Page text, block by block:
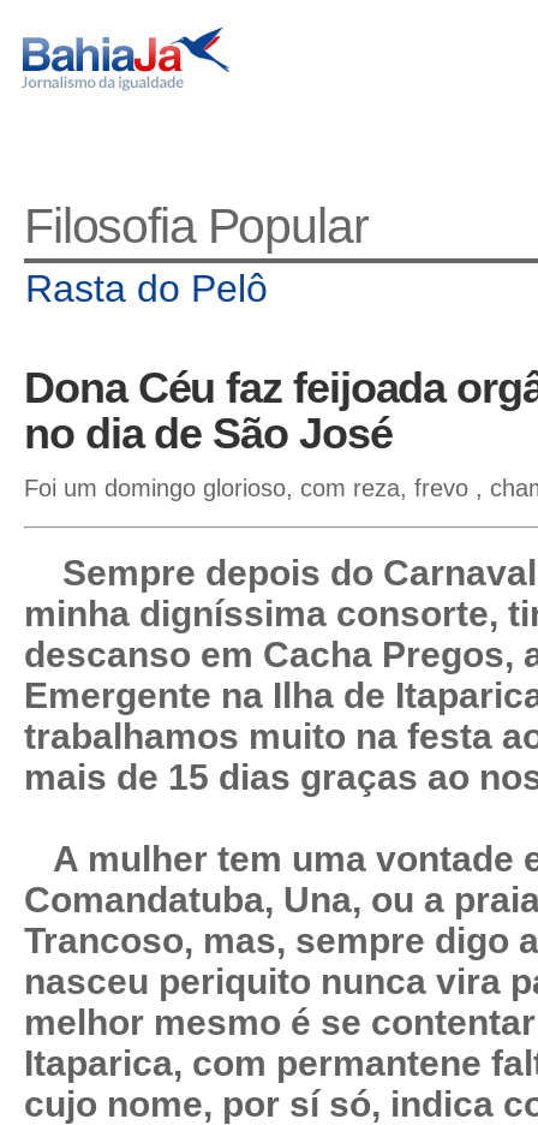
Filosofia Popular
Rasta do Pelô
Dona Céu faz feijoada
no dia de São José
Foi um domingo glorioso, com reza, frevo ,
Sempre depois do
minha digníssima consorte,
descanso em Cacha Pregos,
Emergente na Ilha de
trabalhamos muito na festa
mais de 15 dias graças ao
A mulher tem uma vontade
Comandatuba, Una, ou a
Trancoso, mas, sempre digo
nasceu periquito nunca vira
melhor mesmo é se
Itaparica, com permantene
cujo nome, por sí só, indica